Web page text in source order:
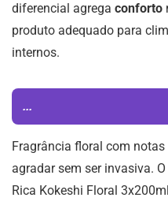
diferencial agrega conforto
produto adequado para
internos.
...
Fragrância floral com
agradar sem ser invasiva.
Rica Kokeshi Floral